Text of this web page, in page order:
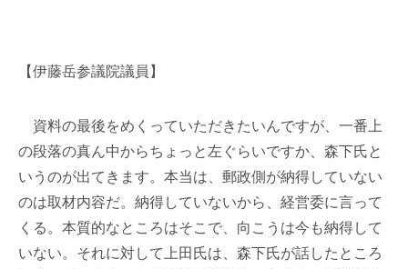
【伊藤岳参議院議員】
資料の最後をめくっていただきたいんですが、一番上
の段落の真ん中からちょっと左ぐらいですか、森下氏と
いうのが出てきます。本当は、郵政側が納得していない
のは取材内容だ。納得していないから、経営委に言って
くる。本質的なところはそこで、向こうは今も納得して
いない。それに対して上田氏は、森下氏が話したところ